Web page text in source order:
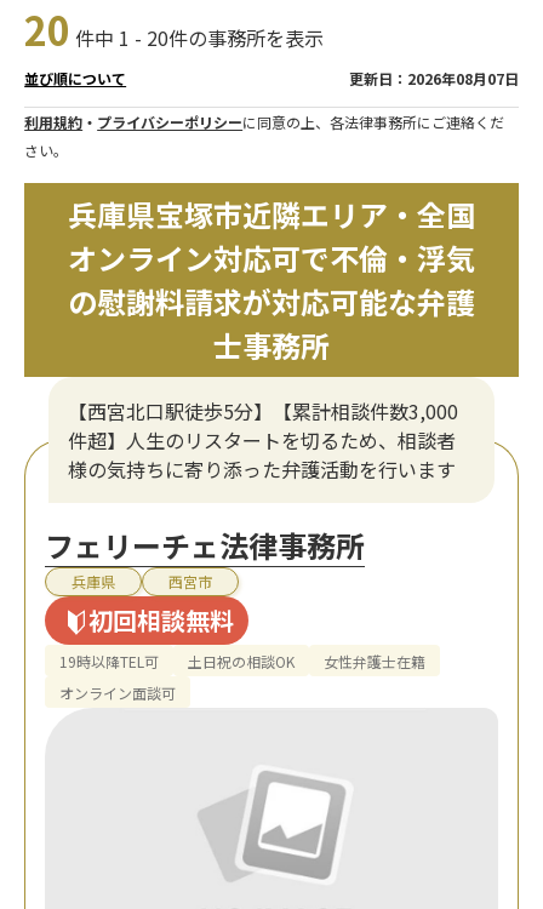
20 件中 1 - 20件の事務所を表示
並び順について 更新日：2026年08月07日
利用規約 ・ プライバシーポリシーに同意の上、各法律事務所にご連絡くだ
さい。
兵庫県宝塚市近隣エリア・全国
オンライン対応可で不倫・浮気
の慰謝料請求が対応可能な弁護
士事務所
【西宮北口駅徒歩5分】【累計相談件数3,000
件超】人生のリスタートを切るため、相談者
様の気持ちに寄り添った弁護活動を行います
フェリーチェ法律事務所
兵庫県 西宮市
初回相談無料
19時以降TEL可 土日祝の相談OK
女性弁護士在籍
オンライン面談可